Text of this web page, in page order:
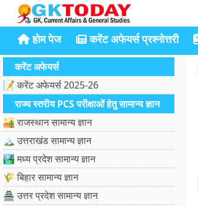
होम पेज करेंट अफेयर्स प्रश्नोत्तरी
करेंट अफेयर्स
📝 करेंट अफेयर्स 2025-26
राज्य स्तरीय PCS परीक्षाओं हेतु सामान्य ज्ञान
🏜️ राजस्थान सामान्य ज्ञान
🏔️ उत्तराखंड सामान्य ज्ञान
🏞️ मध्य प्रदेश सामान्य ज्ञान
🌾 बिहार सामान्य ज्ञान
🏯 उत्तर प्रदेश सामान्य ज्ञान